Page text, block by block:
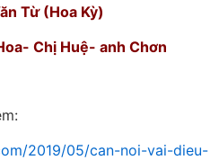
Từ (Hoa Kỳ)
Chị Huệ- anh Chơn
2019/05/can-noi-vai-dieu-